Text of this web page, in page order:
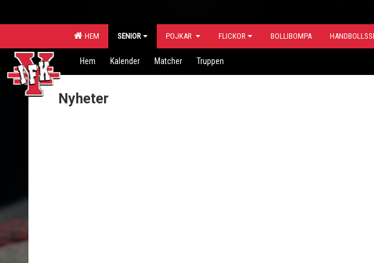
HEM SENIOR POJKAR FLICKOR BOLLIBOMPA
Hem Kalender Matcher Truppen
Nyheter